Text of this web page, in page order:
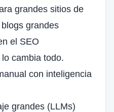
grandes sitios de
grandes
el SEO
cambia todo.
con inteligencia
grandes (LLMs)